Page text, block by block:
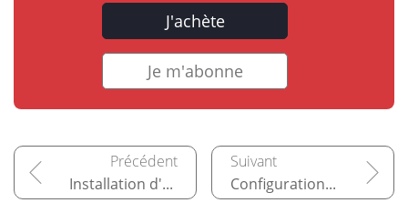
J'achète
Je m'abonne
Installation d'Apache sous Linux Configuration avancée